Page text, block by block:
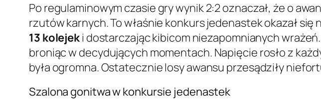
Po regulaminowym czasie gry wynik 2:2 oznaczał, że o
rzutów karnych. To właśnie konkurs jedenastek okazał
13 kolejeki dostarczając kibicom niezapomnianych
broniąc w decydujących momentach. Napięcie rosło z
była ogromna. Ostatecznie losy awansu przesądziły
Szalona gonitwa w konkursie jedenastek